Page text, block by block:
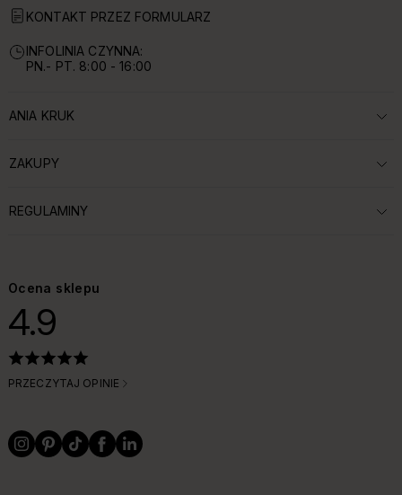
KONTAKT PRZEZ FORMULARZ
INFOLINIA CZYNNA:
PN.- PT. 8:00 - 16:00
ROZWIŃ SEKCJĘ:
ANIA KRUK
ROZWIŃ SEKCJĘ:
ZAKUPY
ROZWIŃ SEKCJĘ:
REGULAMINY
Ocena sklepu
4.9
PRZECZYTAJ OPINIE